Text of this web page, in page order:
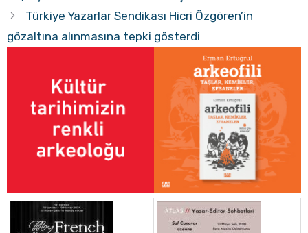
Türkiye Yazarlar Sendikası Hicri Özgören’in
gözaltına alınmasına tepki gösterdi